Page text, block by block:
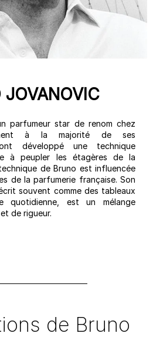
JOVANOVIC
parfumeur star de renom chez
à la majorité de ses
développé une technique
à peupler les étagères de la
de Bruno est influencée
de la parfumerie française. Son
souvent comme des tableaux
est un mélange
de rigueur.
de Bruno